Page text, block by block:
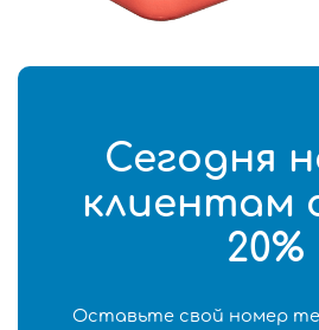
Сегодня
клиентам
20%
Оставьте свой номер